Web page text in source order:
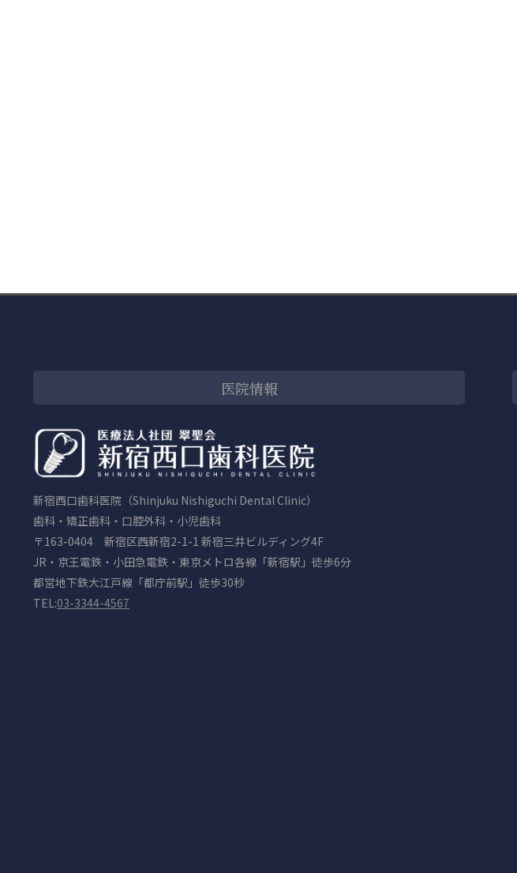
医院情報
新宿西口歯科医院（Shinjuku Nishiguchi Dental Clinic）
歯科・矯正歯科・口腔外科・小児歯科
〒163-0404 新宿区西新宿2-1-1 新宿三井ビルディング4F
JR・京王電鉄・小田急電鉄・東京メトロ各線「新宿駅」徒歩6分
都営地下鉄大江戸線「都庁前駅」徒歩30秒
TEL:03-3344-4567